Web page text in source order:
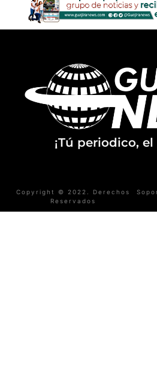
¡Tú periodico,
Copyright © 2022. Derechos
Reservados